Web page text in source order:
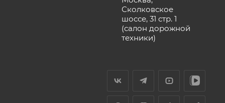
Сколковское
шоссе, 31 стр. 1
(салон дорожной
техники)